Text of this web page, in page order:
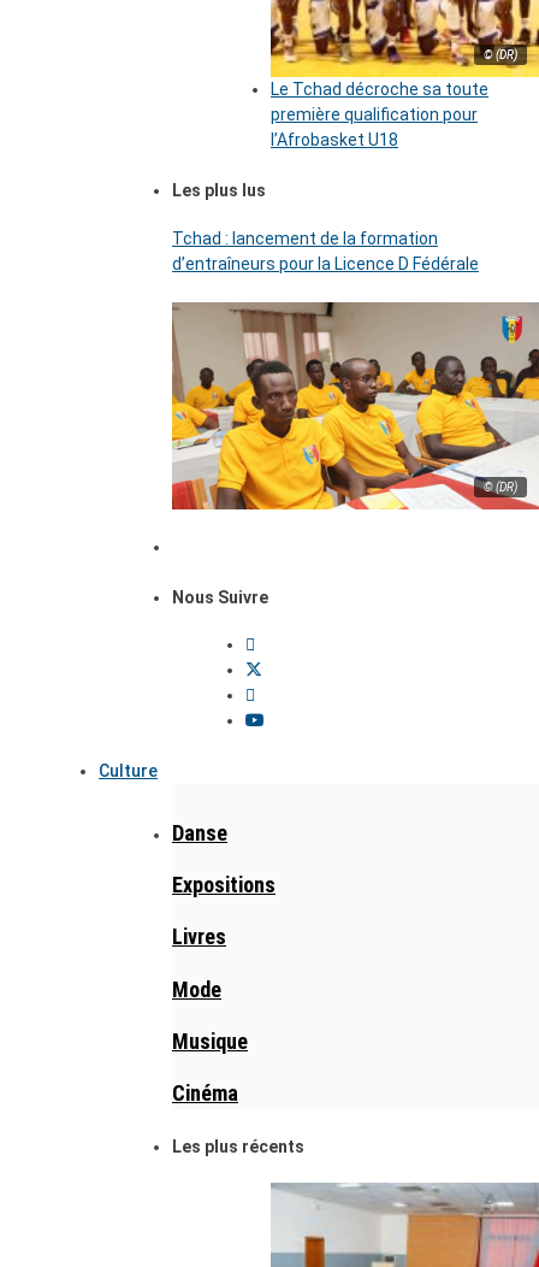
© (DR)
Le Tchad décroche sa toute
première qualification pour
l’Afrobasket U18
Les plus lus
Tchad : lancement de la formation
d’entraîneurs pour la Licence D Fédérale
© (DR)
Nous Suivre
Culture
Danse
Expositions
Livres
Mode
Musique
Cinéma
Les plus récents